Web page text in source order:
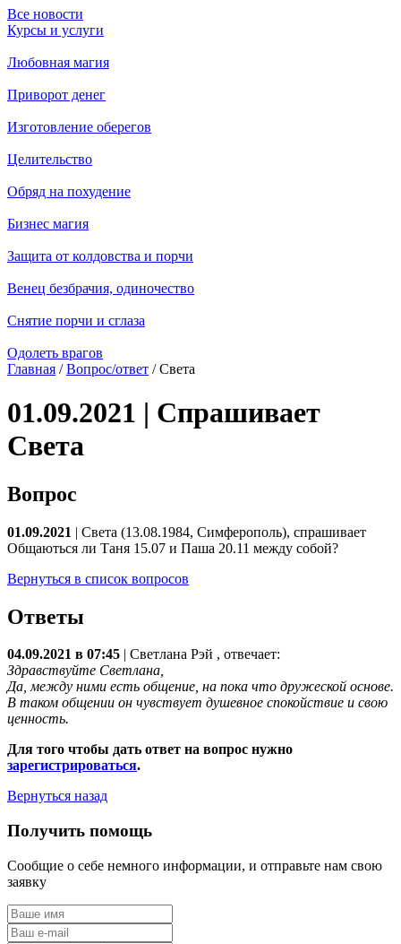
Все новости
Курсы и услуги
Любовная магия
Приворот денег
Изготовление оберегов
Целительство
Обряд на похудение
Бизнес магия
Защита от колдовства и порчи
Венец безбрачия, одиночество
Снятие порчи и сглаза
Одолеть врагов
Главная /Вопрос/ответ / Света
01.09.2021 | Спрашивает
Света
Вопрос
01.09.2021 | Света (13.08.1984, Симферополь), спрашивает
Общаються ли Таня 15.07 и Паша 20.11 между собой?
Вернуться в список вопросов
Ответы
04.09.2021 в 07:45 Светлана Рэй , отвечает:
Здравствуйте Светлана,
Да, между ними есть общение, на пока что дружеской основе.
В таком общении он чувствует душевное спокойствие и свою
ценность.
Для того чтобы дать ответ на вопрос нужно
зарегистрироваться.
Вернуться назад
Получить помощь
Сообщие о себе немного информации, и отправьте нам свою
заявку